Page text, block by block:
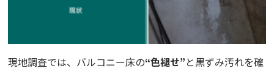
現地調査では、バルコニー床の“色褪せ”と黒ずみ汚れを確